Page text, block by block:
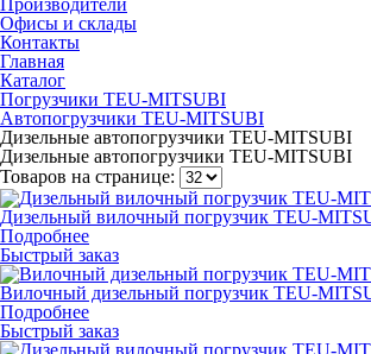
Производители
Офисы и склады
Контакты
Главная
Каталог
Погрузчики TEU-MITSUBI
Автопогрузчики TEU-MITSUBI
Дизельные автопогрузчики TEU-MITSUBI
Дизельные автопогрузчики TEU-MITSUBI
Товаров на странице:
Дизельный вилочный погрузчик TEU-
Подробнее
Быстрый заказ
Вилочный дизельный погрузчик TEU-
Подробнее
Быстрый заказ